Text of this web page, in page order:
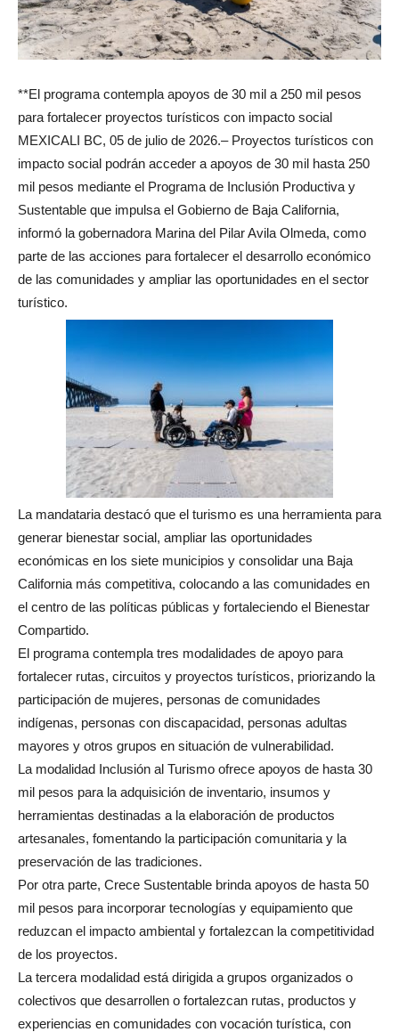
**El programa contempla apoyos de 30 mil a 250 mil pesos
para fortalecer proyectos turísticos con impacto social
MEXICALI BC, 05 de julio de 2026.– Proyectos turísticos con
impacto social podrán acceder a apoyos de 30 mil hasta 250
mil pesos mediante el Programa de Inclusión Productiva y
Sustentable que impulsa el Gobierno de Baja California,
informó la gobernadora Marina del Pilar Avila Olmeda, como
parte de las acciones para fortalecer el desarrollo económico
de las comunidades y ampliar las oportunidades en el sector
turístico.
La mandataria destacó que el turismo es una herramienta para
generar bienestar social, ampliar las oportunidades
económicas en los siete municipios y consolidar una Baja
California más competitiva, colocando a las comunidades en
el centro de las políticas públicas y fortaleciendo el Bienestar
Compartido.
El programa contempla tres modalidades de apoyo para
fortalecer rutas, circuitos y proyectos turísticos, priorizando la
participación de mujeres, personas de comunidades
indígenas, personas con discapacidad, personas adultas
mayores y otros grupos en situación de vulnerabilidad.
La modalidad Inclusión al Turismo ofrece apoyos de hasta 30
mil pesos para la adquisición de inventario, insumos y
herramientas destinadas a la elaboración de productos
artesanales, fomentando la participación comunitaria y la
preservación de las tradiciones.
Por otra parte, Crece Sustentable brinda apoyos de hasta 50
mil pesos para incorporar tecnologías y equipamiento que
reduzcan el impacto ambiental y fortalezcan la competitividad
de los proyectos.
La tercera modalidad está dirigida a grupos organizados o
colectivos que desarrollen o fortalezcan rutas, productos y
experiencias en comunidades con vocación turística, con